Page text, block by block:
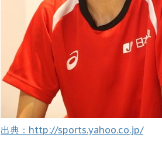
出典：http://sports.yahoo.co.jp/